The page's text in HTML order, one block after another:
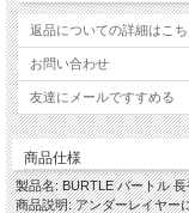
返品についての詳細はこち
お問い合わせ
友達にメールですすめる
商品仕様
製品名: BURTLE バートル
商品説明: アンダーレイヤー